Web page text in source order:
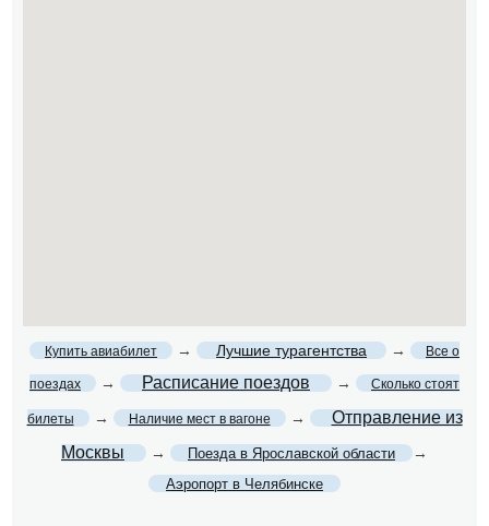
Купить авиабилет → Лучшие турагентства → Все о
поездах → Расписание поездов → Сколько стоят
билеты → Наличие мест в вагоне →
Отправление из
Москвы
→ Поезда в Ярославской области →
Аэропорт в Челябинске